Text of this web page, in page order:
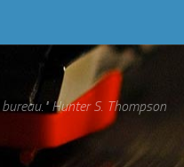
Hunter S. Thompson